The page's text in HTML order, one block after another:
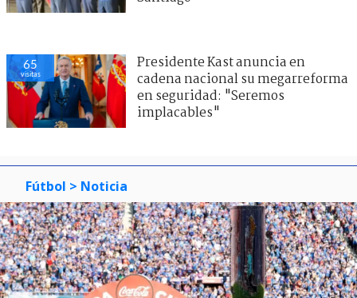
65
visitas
Presidente Kast anuncia en
cadena nacional su megarreforma
en seguridad: "Seremos
implacables"
Fútbol > Noticia